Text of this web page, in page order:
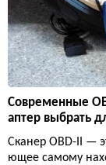
Современные
аптер выбрать
Сканер OBD-II —
ющее самому